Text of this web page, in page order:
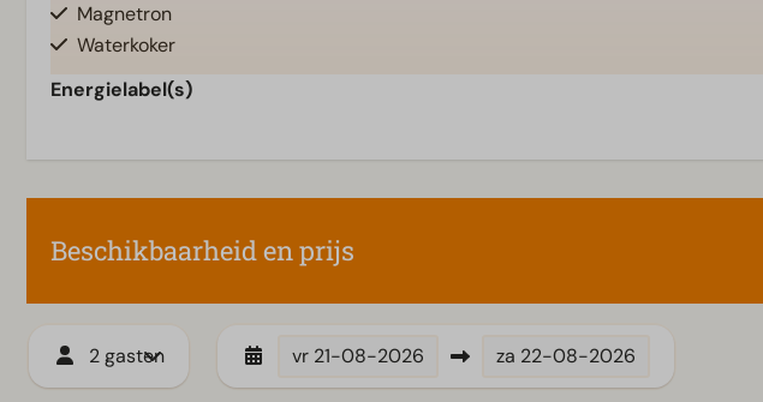
Magnetron
Waterkoker
Woonkamer
Energielabel(s)
Beschikbaarheid en prijs
2 gasten vr 21-08-2026 za 22-08-2026